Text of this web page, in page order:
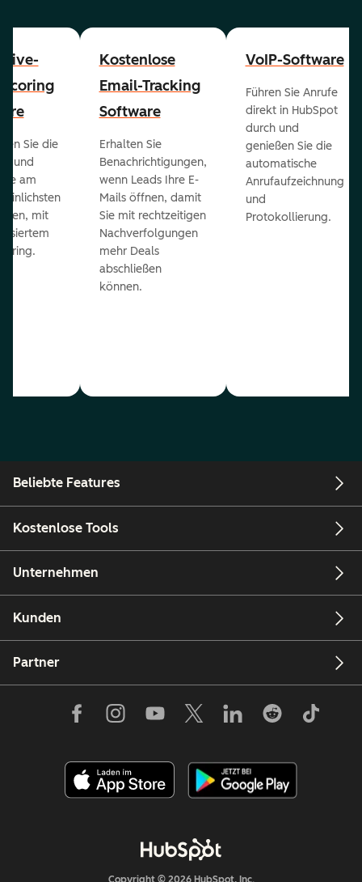
Sie die
und
am
mit
Kostenlose
Email-Tracking
Software
Erhalten Sie
Benachrichtigungen,
wenn Leads Ihre E-
Mails öffnen, damit
Sie mit rechtzeitigen
Nachverfolgungen
mehr Deals
abschließen
können.
VoIP-Software
Führen Sie Anrufe
direkt in HubSpot
durch und
genießen Sie die
automatische
Anrufaufzeichnung
und
Protokollierung.
Beliebte Features
Kostenlose Tools
Unternehmen
Kunden
Partner
Copyright © 2026 HubSpot, Inc.